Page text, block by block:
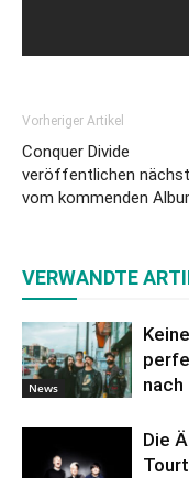
Vorheriger Artikel
Conquer Divide
veröffentlichen
vom kommenden
VERWANDTE
News
nach
Die